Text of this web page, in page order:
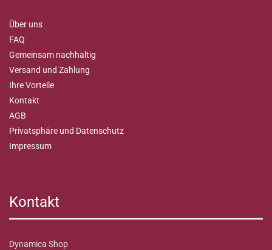
Über uns
FAQ
Gemeinsam nachhaltig
Versand und Zahlung
Ihre Vorteile
Kontakt
AGB
Privatsphäre und Datenschutz
Impressum
Kontakt
Dynamica Shop